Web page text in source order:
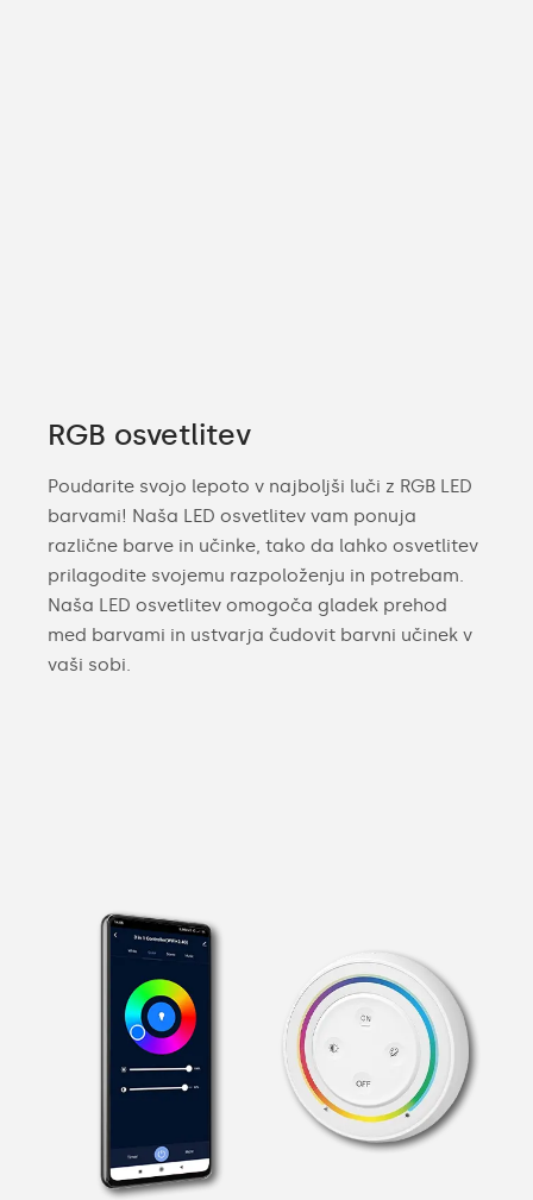
RGB osvetlitev
Poudarite svojo lepoto v najboljši luči z RGB LED
barvami! Naša LED osvetlitev vam ponuja
različne barve in učinke, tako da lahko osvetlitev
prilagodite svojemu razpoloženju in potrebam.
Naša LED osvetlitev omogoča gladek prehod
med barvami in ustvarja čudovit barvni učinek v
vaši sobi.